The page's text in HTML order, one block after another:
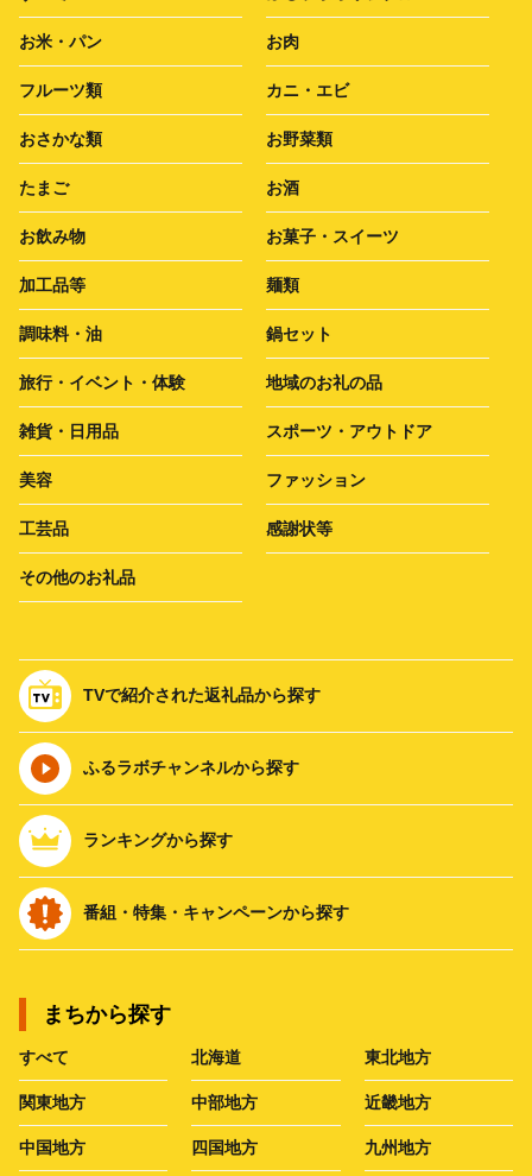
お米・パン お肉
フルーツ類 カニ・エビ
おさかな類 お野菜類
たまご お酒
お飲み物 お菓子・スイーツ
加工品等 麺類
調味料・油 鍋セット
旅行・イベント・体験 地域のお礼の品
雑貨・日用品 スポーツ・アウトドア
美容 ファッション
工芸品 感謝状等
その他のお礼品
TVで紹介された返礼品から探す
ふるラボチャンネルから探す
ランキングから探す
番組・特集・キャンペーンから探す
まちから探す
すべて 北海道 東北地方
関東地方 中部地方 近畿地方
中国地方 四国地方 九州地方